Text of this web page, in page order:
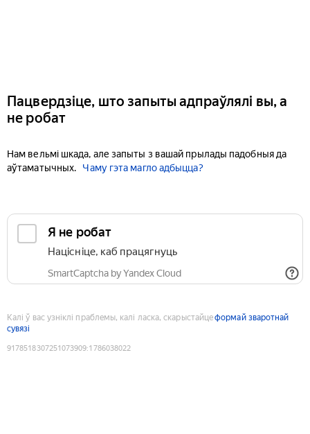
Пацвердзіце, што запыты адпраўлялі вы, а
не робат
Нам вельмі шкада, але запыты з вашай прылады падобныя да
аўтаматычных.
Чаму гэта магло адбыцца?
Я не робат
Націсніце, каб працягнуць
SmartCaptcha by Yandex Cloud
Калі ў вас узніклі праблемы, калі ласка, скарыстайцеформай зваротнай
сувязі
9178518307251073909:1786038022